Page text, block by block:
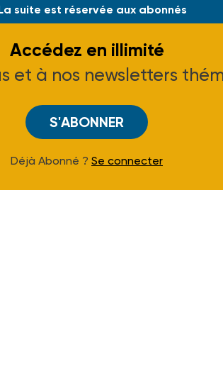
suite est réservée aux abonnés
Accédez en illimité
et à nos newsletters
S'ABONNER
Déjà Abonné ? Se connecter